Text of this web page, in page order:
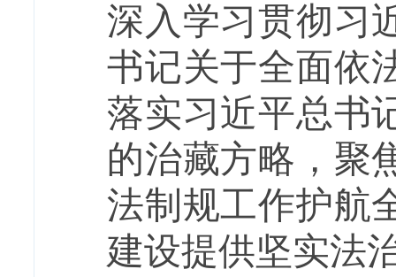
深入学习贯彻习
书记关于全面依
落实习近平总书
的治藏方略，聚
法制规工作护航
建设提供坚实法